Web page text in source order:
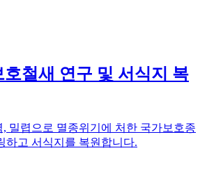
철새 연구 및 서식지 복
밀렵으로 멸종위기에 처한 국가보호종
하고 서식지를 복원합니다.